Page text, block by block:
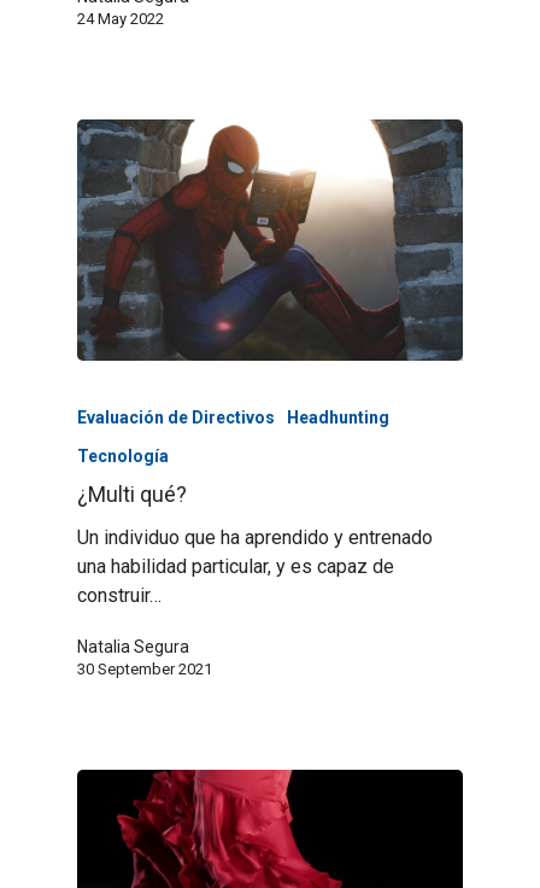
24 May 2022
Evaluación de Directivos
Headhunting
Tecnología
¿Multi qué?
Un individuo que ha aprendido y entrenado
una habilidad particular, y es capaz de
construir…
Natalia Segura
30 September 2021